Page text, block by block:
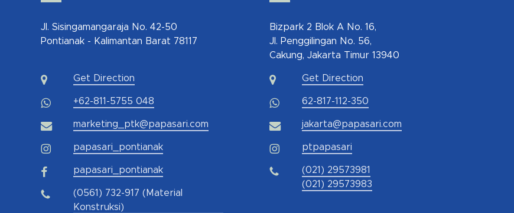
Jl. Sisingamangaraja No. 42-50
Pontianak - Kalimantan Barat 78117
Get Direction
+62-811-5755 048
marketing_ptk@papasari.com
papasari_pontianak
papasari_pontianak
(0561) 732-917 (Material
Konstruksi)
Bizpark 2 Blok A No. 16,
Jl. Penggilingan No. 56,
Cakung, Jakarta Timur 13940
Get Direction
62-817-112-350
jakarta@papasari.com
ptpapasari
(021) 29573981
(021) 29573983